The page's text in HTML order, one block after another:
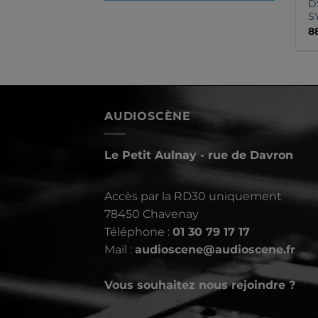
AUDIOSCÈNE
Le Petit Aulnay - rue de Davron
Accès par la RD30 uniquement
78450 Chavenay
Téléphone : 01 30 79 17 17
Mail : audioscene@audioscene.fr
Vous souhaitez nous rejoindre ?